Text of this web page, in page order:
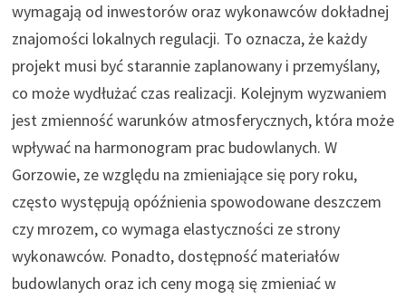
wymagają od inwestorów oraz wykonawców dokładnej
znajomości lokalnych regulacji. To oznacza, że każdy
projekt musi być starannie zaplanowany i przemyślany,
co może wydłużać czas realizacji. Kolejnym wyzwaniem
jest zmienność warunków atmosferycznych, która może
wpływać na harmonogram prac budowlanych. W
Gorzowie, ze względu na zmieniające się pory roku,
często występują opóźnienia spowodowane deszczem
czy mrozem, co wymaga elastyczności ze strony
wykonawców. Ponadto, dostępność materiałów
budowlanych oraz ich ceny mogą się zmieniać w